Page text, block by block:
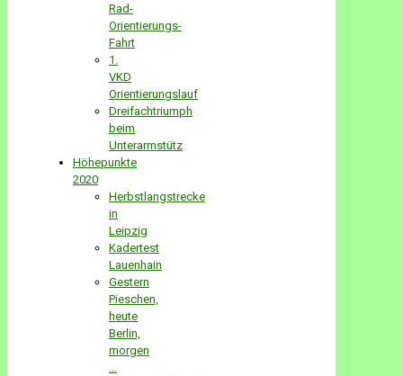
Rad-
Orientierungs-
Fahrt
1.
VKD
Orientierungslauf
Dreifachtriumph
beim
Unterarmstütz
Höhepunkte
2020
Herbstlangstrecke
in
Leipzig
Kadertest
Lauenhain
Gestern
Pieschen,
heute
Berlin,
morgen